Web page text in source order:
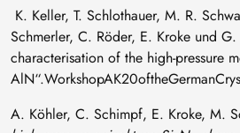
K. Keller, T. Schlothauer, M. R.
Schmerler, C. Röder, E. Kroke und
characterisation of the high-pressure
A. Köhler, C. Schimpf, E. Kroke, M.